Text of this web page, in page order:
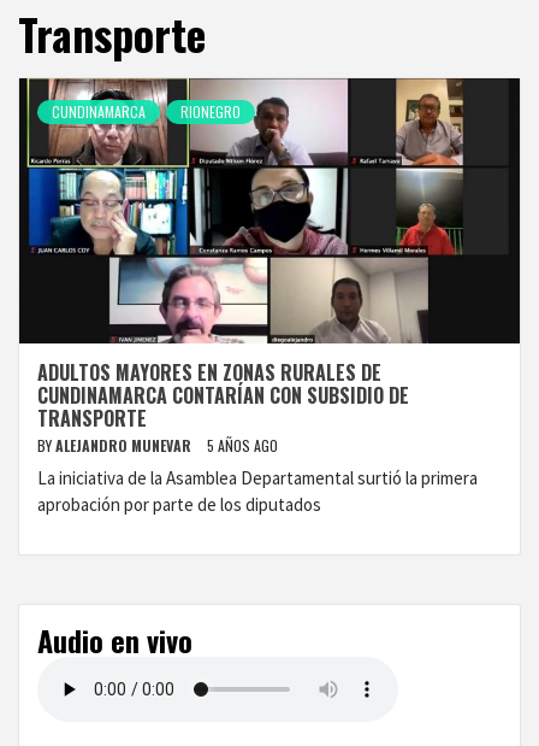
Transporte
CUNDINAMARCA RIONEGRO
ADULTOS MAYORES EN ZONAS RURALES DE
CUNDINAMARCA CONTARÍAN CON SUBSIDIO DE
TRANSPORTE
BYALEJANDRO MUNEVAR 5 AÑOS AGO
La iniciativa de la Asamblea Departamental surtió la primera
aprobación por parte de los diputados
Audio en vivo